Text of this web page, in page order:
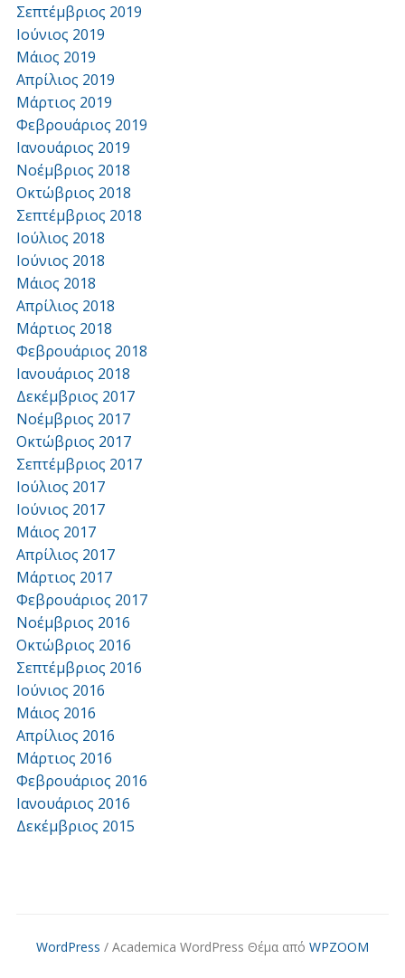
Σεπτέμβριος 2019
Ιούνιος 2019
Μάιος 2019
Απρίλιος 2019
Μάρτιος 2019
Φεβρουάριος 2019
Ιανουάριος 2019
Νοέμβριος 2018
Οκτώβριος 2018
Σεπτέμβριος 2018
Ιούλιος 2018
Ιούνιος 2018
Μάιος 2018
Απρίλιος 2018
Μάρτιος 2018
Φεβρουάριος 2018
Ιανουάριος 2018
Δεκέμβριος 2017
Νοέμβριος 2017
Οκτώβριος 2017
Σεπτέμβριος 2017
Ιούλιος 2017
Ιούνιος 2017
Μάιος 2017
Απρίλιος 2017
Μάρτιος 2017
Φεβρουάριος 2017
Νοέμβριος 2016
Οκτώβριος 2016
Σεπτέμβριος 2016
Ιούνιος 2016
Μάιος 2016
Απρίλιος 2016
Μάρτιος 2016
Φεβρουάριος 2016
Ιανουάριος 2016
Δεκέμβριος 2015
WordPress / Academica WordPress Θέμα από WPZOOM